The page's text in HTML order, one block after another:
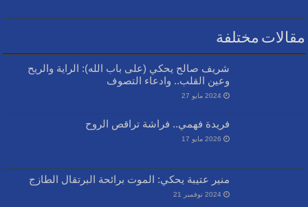
مقالات مختلفة
شريف صالح يحكي (على باب الله): الراية والريح
وعين القلب.. وادعاء التصوف
2024 مايو 27
فريدة فهمي.. فراشة تراقص الروح
2026 مايو 17
منير عتيبة يحكي: الموت برائحة البرتقال الطازج
2024 نوفمبر 21